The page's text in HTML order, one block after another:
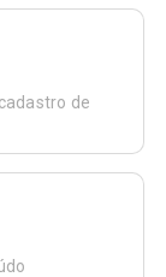
de